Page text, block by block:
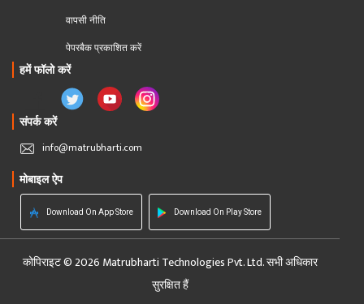
वापसी नीति
पेपरबैक प्रकाशित करें
हमें फॉलो करें
संपर्क करें
info@matrubharti.com
मोबाइल ऐप
Download On App Store Download On Play Store
कोपिराइट © 2026 Matrubharti Technologies Pvt. Ltd. सभी अधिकार
सुरक्षित हैं